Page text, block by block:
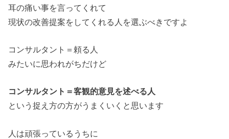
耳の痛い事を言ってくれて
現状の改善提案をしてくれる人を選ぶべきですよ
コンサルタント＝頼る人
みたいに思われがちだけど
コンサルタント＝客観的意見を述べる人
という捉え方の方がうまくいくと思います
人は頑張っているうちに